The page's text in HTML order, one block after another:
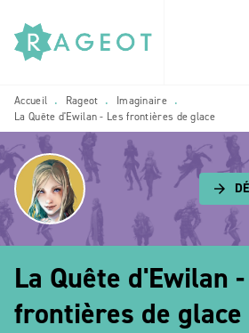
MENU RECHERCHE
PIED DE PAGE
Accueil • Rageot • Imaginaire •
La Quête d'Ewilan - Les frontières de glace
arrow_forward
La Quête d'Ewilan
frontières de glace